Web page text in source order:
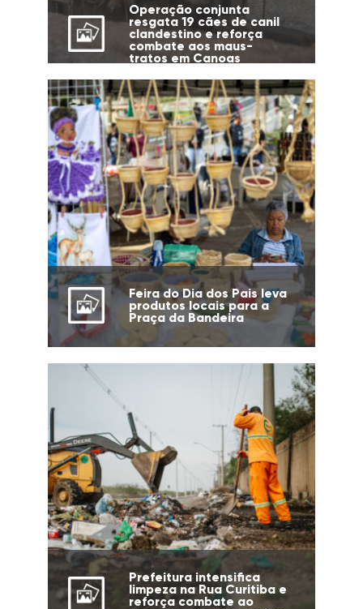
Operação conjunta
resgata 19 cães de canil
clandestino e reforça
combate aos maus-
tratos em Canoas
Feira do Dia dos Pais leva
produtos locais para a
Praça da Bandeira
Prefeitura intensifica
limpeza na Rua Curitiba e
reforça combate ao